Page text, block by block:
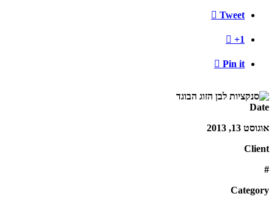
 Tweet
 +1
 Pin it
Date
אוגוסט 13, 2013
Client
#
Category